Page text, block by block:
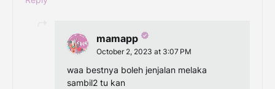
mamapp
October 2, 2023 at 3:07 PM
waa bestnya boleh jenjalan melaka
sambil2 tu kan